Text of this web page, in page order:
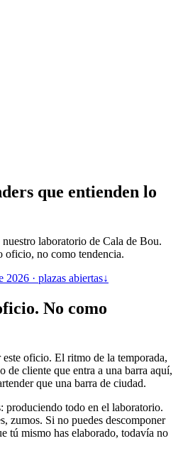
que entienden lo
laboratorio de Cala de Bou.
oficio, no como tendencia.
· plazas abiertas↓
No como
oficio. El ritmo de la temporada,
de cliente que entra a una barra aquí,
que una barra de ciudad.
produciendo todo en el laboratorio.
zumos. Si no puedes descomponer
tú mismo has elaborado, todavía no